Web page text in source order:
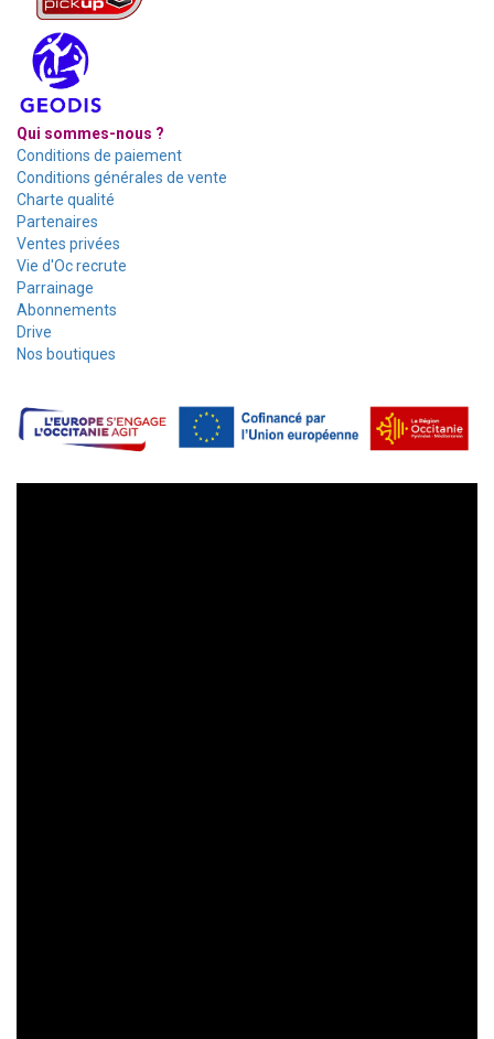
Qui sommes-nous ?
Conditions de paiement
Conditions générales de vente
Charte qualité
Partenaires
Ventes privées
Vie d'Oc recrute
Parrainage
Abonnements
Drive
Nos boutiques